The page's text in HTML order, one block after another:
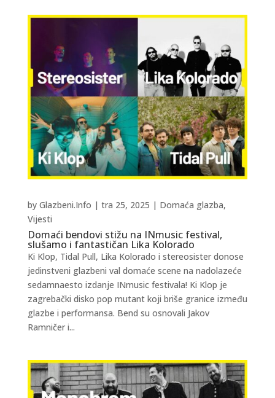
Domaći bendovi stižu na INmusic festival,
slušamo i fantastičan Lika Kolorado
by Glazbeni.Info | tra 25, 2025 | Domaća glazba,
Vijesti
Ki Klop, Tidal Pull, Lika Kolorado i stereosister donose
jedinstveni glazbeni val domaće scene na nadolazeće
sedamnaesto izdanje INmusic festivala! Ki Klop je
zagrebački disko pop mutant koji briše granice između
glazbe i performansa. Bend su osnovali Jakov
Ramničer i...